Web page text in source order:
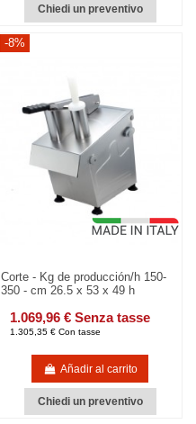
Chiedi un preventivo
-8%
Corte - Kg de producción/h 150-
350 - cm 26.5 x 53 x 49 h
1.069,96 € Senza tasse
1.305,35 € Con tasse
Añadir al carrito
Chiedi un preventivo